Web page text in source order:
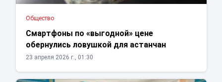
Общество
Смартфоны по «выгодной» цене
обернулись ловушкой для астанчан
23 апреля 2026 г., 01:30